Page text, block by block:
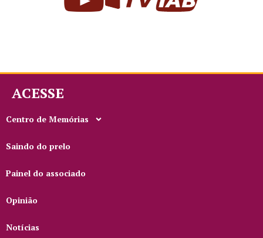
ACESSE
Centro de Memórias
Saindo do prelo
Painel do associado
Opinião
Notícias